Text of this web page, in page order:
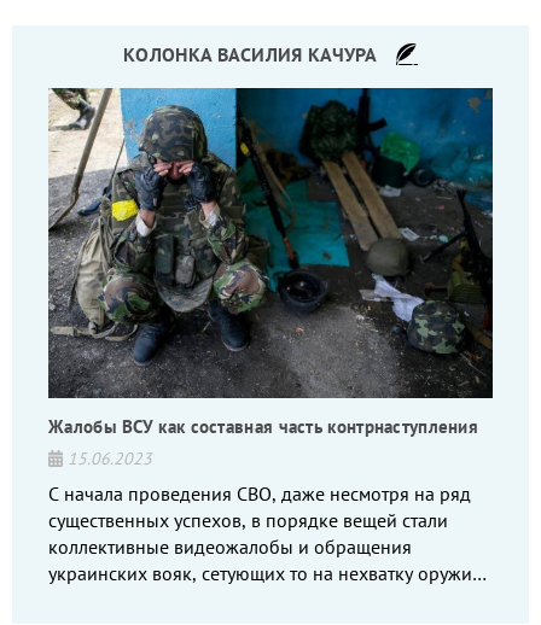
КОЛОНКА ВАСИЛИЯ КАЧУРА
Жалобы ВСУ как составная часть контрнаступления
15.06.2023
С начала проведения СВО, даже несмотря на ряд
существенных успехов, в порядке вещей стали
коллективные видеожалобы и обращения
украинских вояк, сетующих то на нехватку оружия,